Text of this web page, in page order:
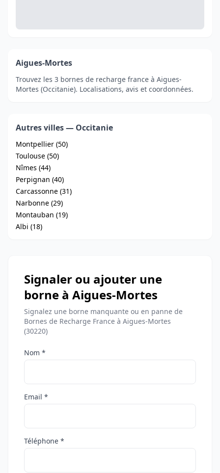
Aigues-Mortes
Trouvez les 3 bornes de recharge france à Aigues-
Mortes (Occitanie). Localisations, avis et coordonnées.
Autres villes — Occitanie
Montpellier (50)
Toulouse (50)
Nîmes (44)
Perpignan (40)
Carcassonne (31)
Narbonne (29)
Montauban (19)
Albi (18)
Signaler ou ajouter une
borne à Aigues-Mortes
Signalez une borne manquante ou en panne de
Bornes de Recharge France à Aigues-Mortes
(30220)
Nom *
Email *
Téléphone *